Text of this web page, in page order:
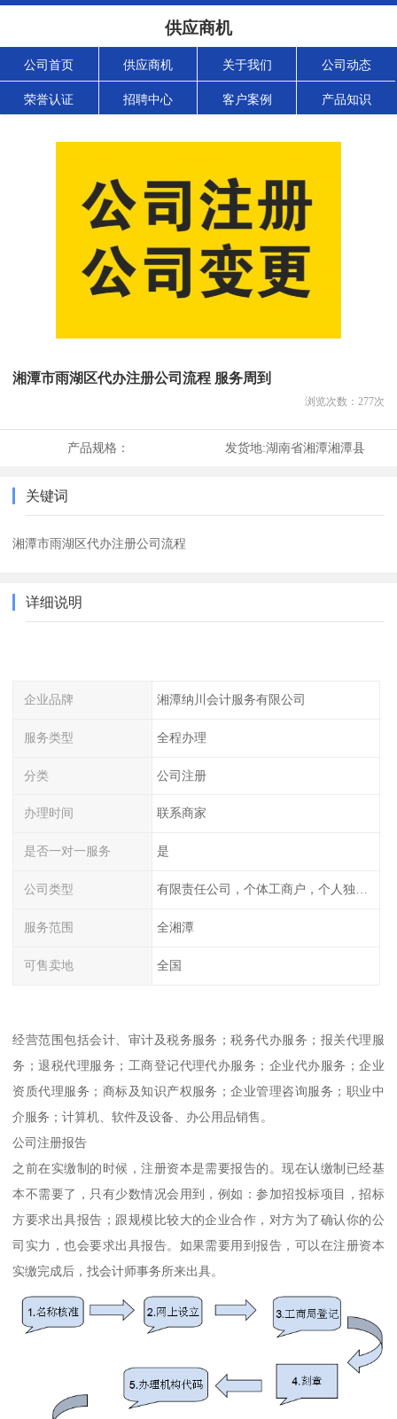
供应商机
公司首页 供应商机 关于我们 公司动态
荣誉认证 招聘中心 客户案例 产品知识
湘潭市雨湖区代办注册公司流程 服务周到
浏览次数： 277次
产品规格： 发货地:湖南省湘潭湘潭县
关键词
湘潭市雨湖区代办注册公司流程
详细说明
企业品牌 湘潭纳川会计服务有限公司
服务类型 全程办理
分类 公司注册
办理时间 联系商家
是否一对一服务 是
公司类型
服务范围 全湘潭
可售卖地 全国
经营范围包括会计、审计及税务服务；税务代办服务；报关代理服
务；退税代理服务；工商登记代理代办服务；企业代办服务；企业
资质代理服务；商标及知识产权服务；企业管理咨询服务；职业中
介服务；计算机、软件及设备、办公用品销售。
公司注册报告
之前在实缴制的时候，注册资本是需要报告的。现在认缴制已经基
本不需要了，只有少数情况会用到，例如：参加招投标项目，招标
方要求出具报告；跟规模比较大的企业合作，对方为了确认你的公
司实力，也会要求出具报告。如果需要用到报告，可以在注册资本
实缴完成后，找会计师事务所来出具。